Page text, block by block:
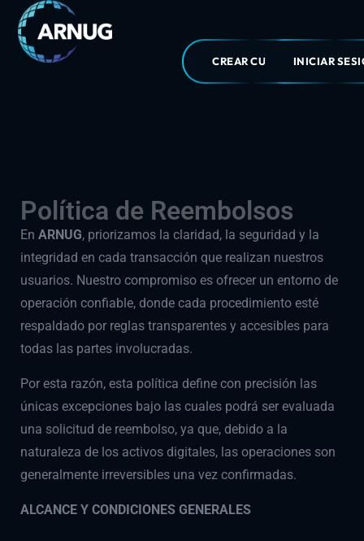
CREAR CUENTAINICIAR
Política de Reembolsos
En ARNUG, priorizamos la claridad, la seguridad y la
integridad en cada transacción que realizan nuestros
usuarios. Nuestro compromiso es ofrecer un entorno de
operación confiable, donde cada procedimiento esté
respaldado por reglas transparentes y accesibles para
todas las partes involucradas.
Por esta razón, esta política define con precisión las
únicas excepciones bajo las cuales podrá ser evaluada
una solicitud de reembolso, ya que, debido a la
naturaleza de los activos digitales, las operaciones son
generalmente irreversibles una vez confirmadas.
ALCANCE Y CONDICIONES GENERALES